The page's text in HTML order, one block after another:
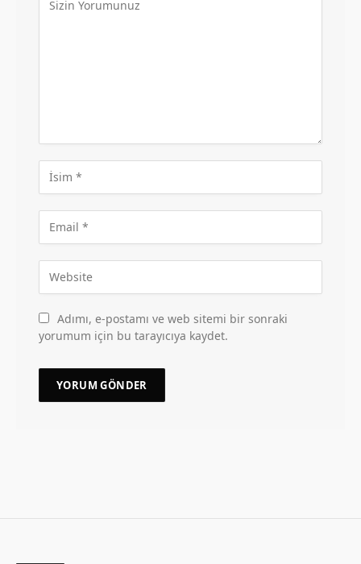
Adımı, e-postamı ve web sitemi bir sonraki
yorumum için bu tarayıcıya kaydet.